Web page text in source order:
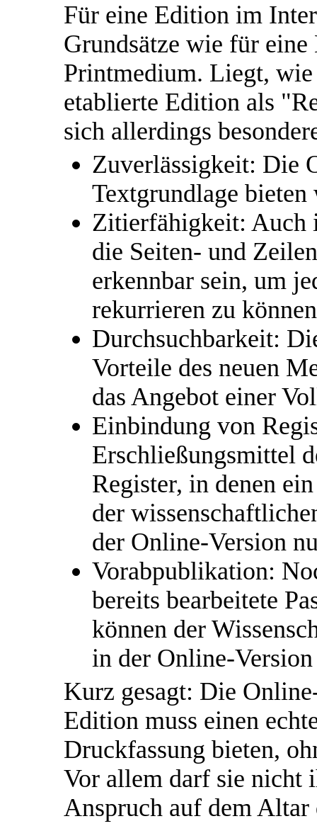
Für eine Edition im
Grundsätze wie für
Printmedium. Liegt,
etablierte Edition als
sich allerdings
Zuverlässigkeit: Die
Textgrundlage
Zitierfähigkeit: Auch
die Seiten- und
erkennbar sein, um
rekurrieren zu
Durchsuchbarkeit:
Vorteile des neuen
das Angebot einer
Einbindung von
Erschließungsmittel
Register, in denen
der
der Online-Version
Vorabpublikation:
bereits bearbeitete
können der
in der Online-
Kurz gesagt: Die
Edition muss einen
Druckfassung bieten,
Vor allem darf sie nicht
Anspruch auf dem